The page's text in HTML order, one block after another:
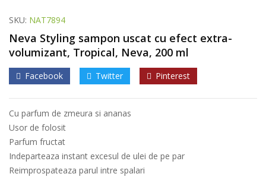
SKU: NAT7894
Neva Styling sampon uscat cu efect extra-
volumizant, Tropical, Neva, 200 ml
Facebook Twitter Pinterest
Cu parfum de zmeura si ananas
Usor de folosit
Parfum fructat
Indeparteaza instant excesul de ulei de pe par
Reimprospateaza parul intre spalari